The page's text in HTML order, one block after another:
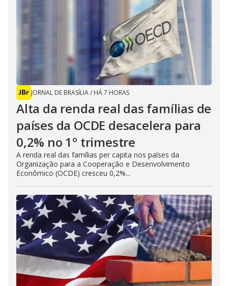
JORNAL DE BRASÍLIA/ HÁ 7 HORAS
Alta da renda real das famílias de
países da OCDE desacelera para
0,2% no 1º trimestre
A renda real das famílias per capita nos países da
Organização para a Cooperação e Desenvolvimento
Econômico (OCDE) cresceu 0,2%...